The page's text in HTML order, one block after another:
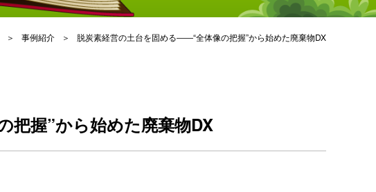
事例紹介 脱炭素経営の土台を固める――“全体像の把握”から始めた廃棄物DX
握”から始めた廃棄物DX